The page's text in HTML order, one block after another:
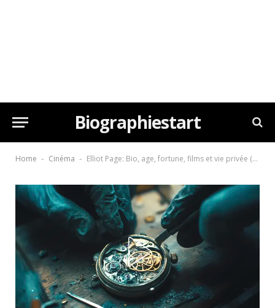
Biographiestart
Home - Cinéma - Elliot Page: Bio, age, fortune, films et vie privée (2026)